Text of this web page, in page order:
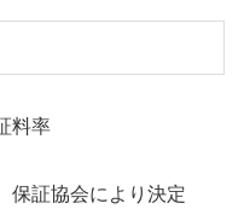
料率
保証協会により決定